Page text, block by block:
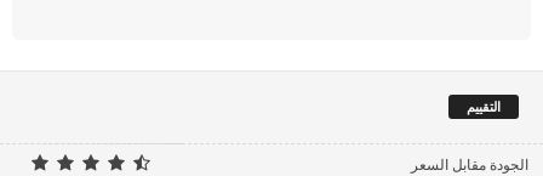
التقييم
الجودة مقابل السعر